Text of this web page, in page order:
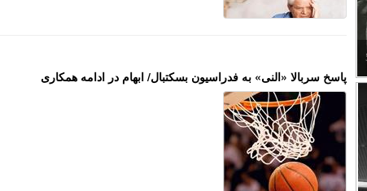
پاسخ سربالا «النی» به فدراسیون بسکتبال/ ابهام در ادامه همکاری